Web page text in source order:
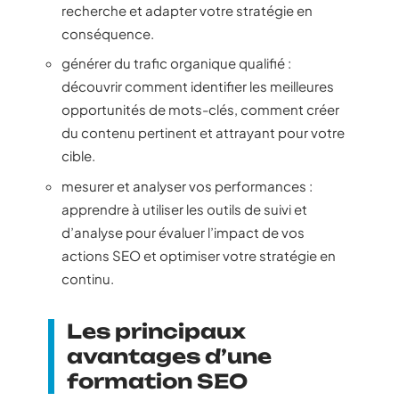
recherche et adapter votre stratégie en
conséquence.
générer du trafic organique qualifié :
découvrir comment identifier les meilleures
opportunités de mots-clés, comment créer
du contenu pertinent et attrayant pour votre
cible.
mesurer et analyser vos performances :
apprendre à utiliser les outils de suivi et
d’analyse pour évaluer l’impact de vos
actions SEO et optimiser votre stratégie en
continu.
Les principaux
avantages d’une
formation SEO